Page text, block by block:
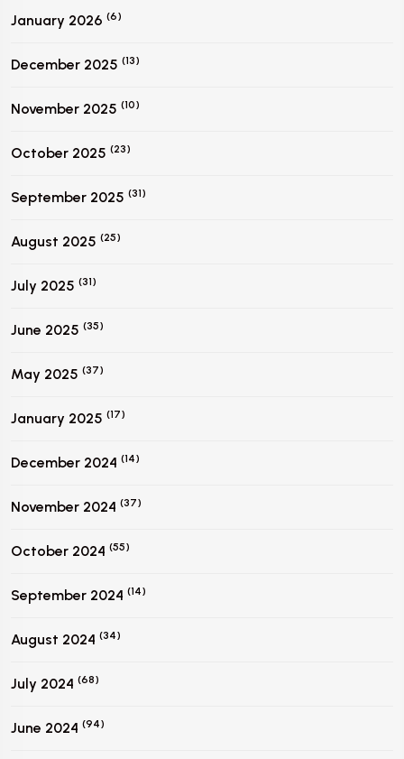
January 2026 (6)
December 2025 (13)
November 2025 (10)
October 2025 (23)
September 2025 (31)
August 2025 (25)
July 2025 (31)
June 2025 (35)
May 2025 (37)
January 2025 (17)
December 2024 (14)
November 2024 (37)
October 2024 (55)
September 2024 (14)
August 2024 (34)
July 2024 (68)
June 2024 (94)